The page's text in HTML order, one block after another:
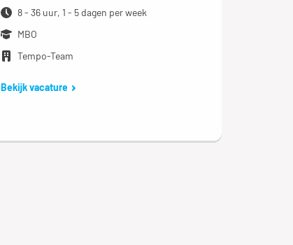
8 - 36 uur, 1 - 5 dagen per week
MBO
Tempo-Team
Bekijk vacature